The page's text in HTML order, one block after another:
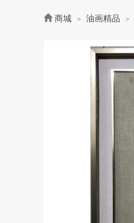
商城 > 油画精品 >